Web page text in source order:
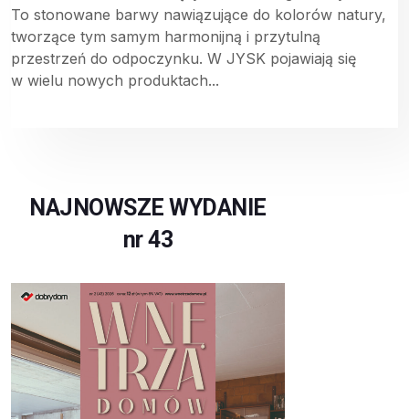
To stonowane barwy nawiązujące do kolorów natury,
tworzące tym samym harmonijną i przytulną
przestrzeń do odpoczynku. W JYSK pojawiają się
w wielu nowych produktach...
NAJNOWSZE WYDANIE
nr 43